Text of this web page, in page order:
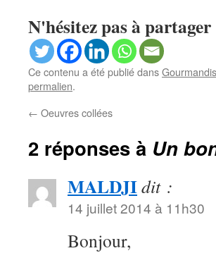
N'hésitez pas à partager
Ce contenu a été publié dans
permalien.
← Oeuvres collées
2 réponses à Un
MALDJIdit :
14 juillet 2014 à 11h30
Bonjour,